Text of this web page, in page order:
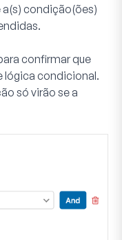
condição(ões)
confirmar que
lógica condicional.
só virão se a